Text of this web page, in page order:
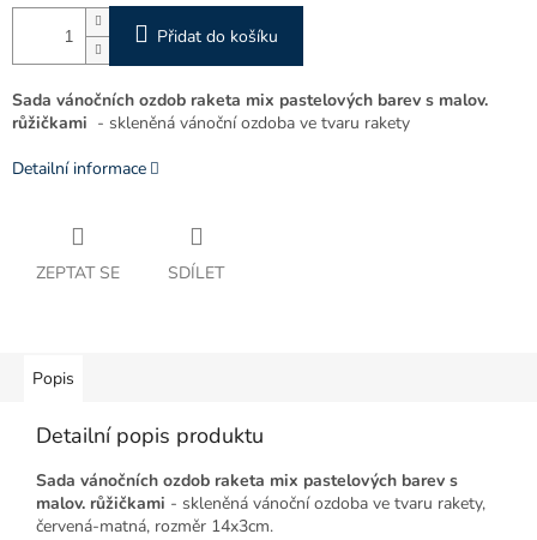
Přidat do košíku
Sada vánočních ozdob raketa mix pastelových barev s malov.
růžičkami - skleněná vánoční ozdoba ve tvaru rakety
Detailní informace
ZEPTAT SE SDÍLET
Popis
Detailní popis produktu
Sada vánočních ozdob raketa mix pastelových barev s
malov. růžičkami - skleněná vánoční ozdoba ve tvaru rakety,
červená-matná, rozměr 14x3cm.